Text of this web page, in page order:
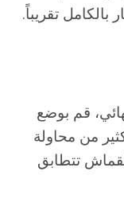
بالكامل تقريباً.
قم بوضع
من محاولة
تتطابق